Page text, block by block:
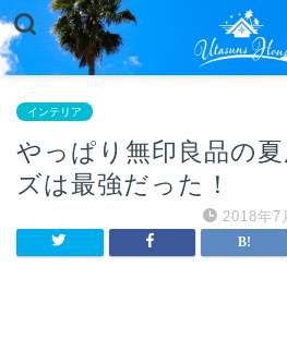
インテリア
やっぱり無印良品の
ズは最強だった！
2018年7